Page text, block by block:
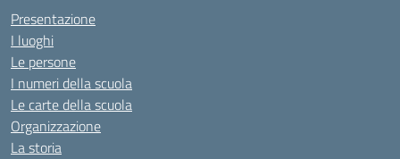
Presentazione
I luoghi
Le persone
I numeri della scuola
Le carte della scuola
Organizzazione
La storia